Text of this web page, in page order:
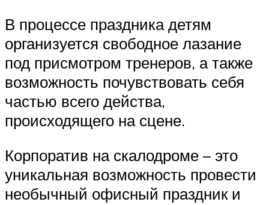
В процессе праздника детям
организуется свободное лазание
под присмотром тренеров, а также
возможность почувствовать себя
частью всего действа,
происходящего на сцене.
Корпоратив на скалодроме – это
уникальная возможность провести
необычный офисный праздник и